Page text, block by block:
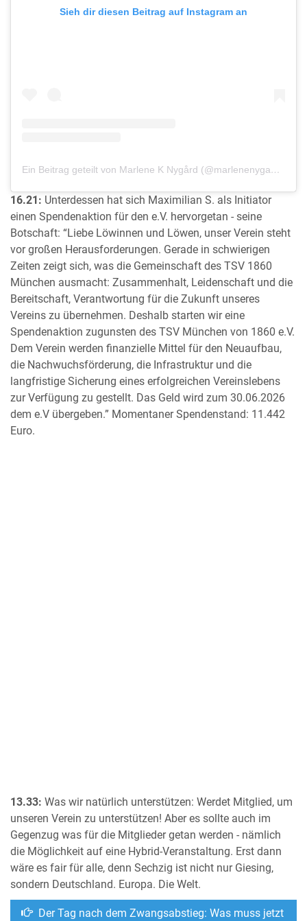
Sieh dir diesen Beitrag auf Instagram an
Ein Beitrag geteilt von Marlene K Nygård (@marlenenygaard)
16.21: Unterdessen hat sich Maximilian S. als Initiator
einen Spendenaktion für den e.V. hervorgetan - seine
Botschaft: “Liebe Löwinnen und Löwen, unser Verein steht
vor großen Herausforderungen. Gerade in schwierigen
Zeiten zeigt sich, was die Gemeinschaft des TSV 1860
München ausmacht: Zusammenhalt, Leidenschaft und die
Bereitschaft, Verantwortung für die Zukunft unseres
Vereins zu übernehmen. Deshalb starten wir eine
Spendenaktion zugunsten des TSV München von 1860 e.V.
Dem Verein werden finanzielle Mittel für den Neuaufbau,
die Nachwuchsförderung, die Infrastruktur und die
langfristige Sicherung eines erfolgreichen Vereinslebens
zur Verfügung zu gestellt. Das Geld wird zum 30.06.2026
dem e.V übergeben.” Momentaner Spendenstand: 11.442
Euro.
13.33: Was wir natürlich unterstützen: Werdet Mitglied, um
unseren Verein zu unterstützen! Aber es sollte auch im
Gegenzug was für die Mitglieder getan werden - nämlich
die Möglichkeit auf eine Hybrid-Veranstaltung. Erst dann
wäre es fair für alle, denn Sechzig ist nicht nur Giesing,
sondern Deutschland. Europa. Die Welt.
Der Tag nach dem Zwangsabstieg: Was muss jetzt